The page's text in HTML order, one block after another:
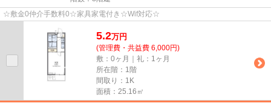
☆敷金0仲介手数料0☆家具家電付き☆Wif対応☆
5.2万円
(管理費・共益費 6,000円)
敷：0ヶ月｜礼：1ヶ月
所在階：1階
間取り：1K
面積：25.16㎡